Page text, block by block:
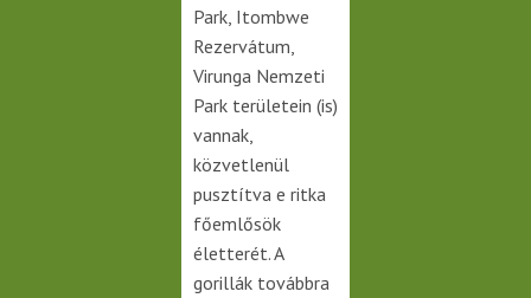
Park, Itombwe
Rezervátum,
Virunga Nemzeti
Park területein (is)
vannak,
közvetlenül
pusztítva e ritka
főemlősök
életterét. A
gorillák továbbra